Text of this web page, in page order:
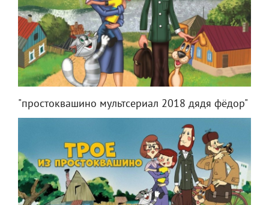
"простоквашино мультсериал 2018 дядя фёдор"